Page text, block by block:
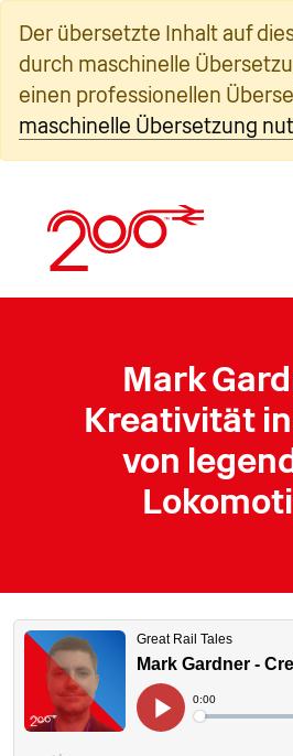
Inhalt
springen
Der übersetzte Inhalt auf
durch maschinelle
einen professionellen
maschinelle Übersetzung
Mark
Kreativität
von